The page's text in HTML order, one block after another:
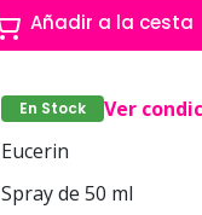
Añadir a la cesta
En Stock
Ver
Eucerin
Spray de 50 ml